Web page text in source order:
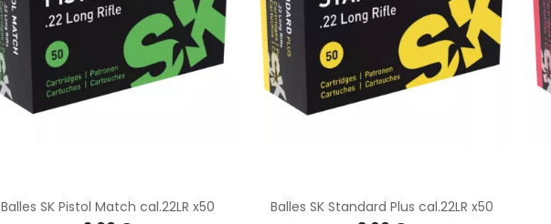
Balles SK Pistol Match cal.22LR x50 Balles SK Standard Plus cal.22LR x50